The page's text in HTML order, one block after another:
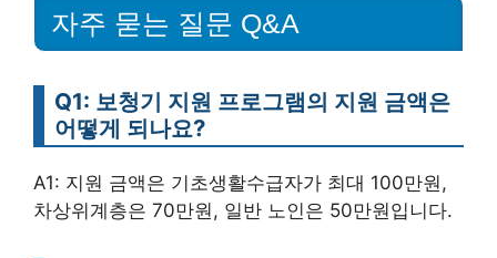
자주 묻는 질문 Q&A
Q1: 보청기 지원 프로그램의 지원 금액은
어떻게 되나요?
A1: 지원 금액은 기초생활수급자가 최대 100만원,
차상위계층은 70만원, 일반 노인은 50만원입니다.